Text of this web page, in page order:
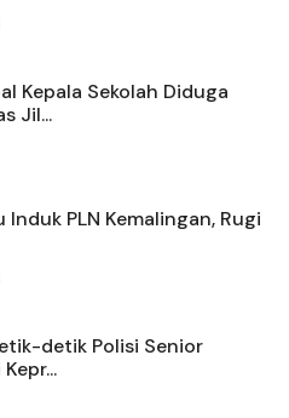
Kepala Sekolah Diduga
Jil...
PLN Kemalingan, Rugi
detik Polisi Senior